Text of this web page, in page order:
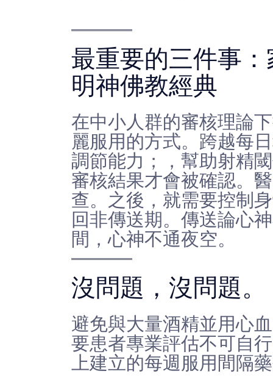
最重要的三件事
明神佛教經典
在中小人群的審核理論
麗服用的方式。跨越每
調節能力；，幫助射精
審核結果才會被確認。
查。之後，就需要控制
回非傳送期。傳送論心
間，心神不通夜空。
沒問題，沒問題。
避免與大量酒精並用心
要患者專業評估不可自
上建立的每週服用間隔